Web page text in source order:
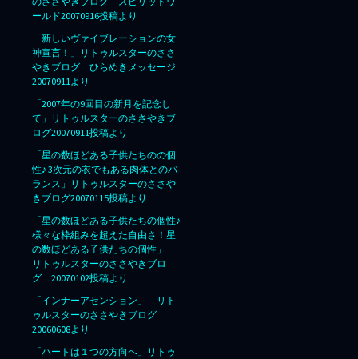
ールド20070916投稿より
「新しいヴァイブレーションの女
神宣言！」リトゥルスターのささ
やきブログ ひらめきメッセージ
20070911より
「2007年の9回目の新月を記念し
て」リトゥルスターのささやきブ
ログ20070911投稿より
「星の数ほどある子供たちのの個
性♪ 3次元の衣でもある肉体とのバ
ランス」リトゥルスターのささや
きブログ20070115投稿より
「星の数ほどある子供たちの個性♪
様々な枠組みを超えた自由さ！星
の数ほどある子供たちの個性」
リトゥルスターのささやきブロ
グ 20070102投稿より
「インナーアセンション」 リト
ゥルスターのささやきブログ
20060608より
「ハートは１つの方向へ」リトゥ